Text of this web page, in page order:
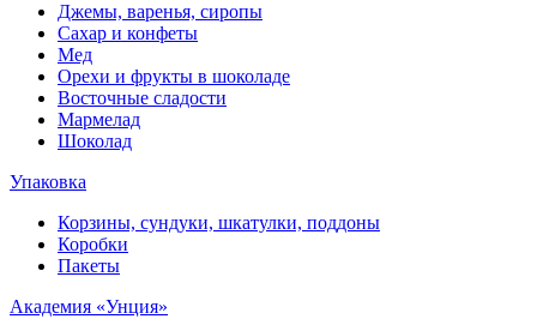
Джемы, варенья, сиропы
Сахар и конфеты
Мед
Орехи и фрукты в шоколаде
Восточные сладости
Мармелад
Шоколад
Упаковка
Корзины, сундуки, шкатулки, поддоны
Коробки
Пакеты
Академия «Унция»